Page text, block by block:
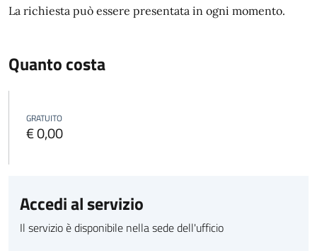
La richiesta può essere presentata in ogni momento.
Quanto costa
GRATUITO
€ 0,00
Accedi al servizio
Il servizio è disponibile nella sede dell'ufficio